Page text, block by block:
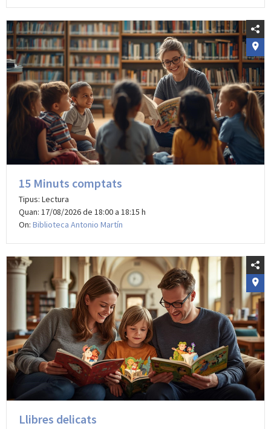
15 Minuts comptats
Tipus: Lectura
Quan: 17/08/2026 de 18:00 a 18:15 h
On: Biblioteca Antonio Martín
Llibres delicats